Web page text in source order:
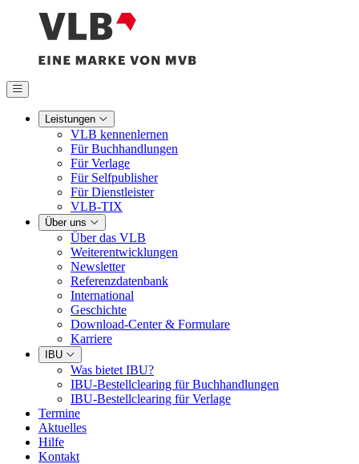
Leistungen
VLB kennenlernen
Für Buchhandlungen
Für Verlage
Für Selfpublisher
Für Dienstleister
VLB-TIX
Über uns
Über das VLB
Weiterentwicklungen
Newsletter
Referenzdatenbank
International
Geschichte
Download-Center & Formulare
Karriere
IBU
Was bietet IBU?
IBU-Bestellclearing für Buchhandlungen
IBU-Bestellclearing für Verlage
Termine
Aktuelles
Hilfe
Kontakt